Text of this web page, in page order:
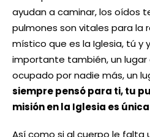
ayudan a caminar, los oídos
pulmones son vitales para la
místico que es la Iglesia, tú y
importante también, un lugar
ocupado por nadie más, un
siempre pensó para ti, tu
misión en la Iglesia es